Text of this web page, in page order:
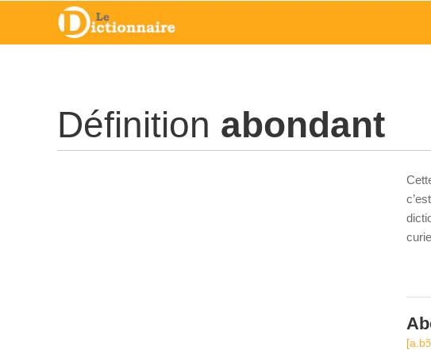
Définition abondant